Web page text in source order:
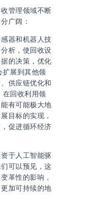
管理领域不断
广阔：
器和机器人技
析，使回收设
的决策，优化
扩展到其他领
供应链优化和
在回收利用领
有可能极大地
目标的实现，
促进循环经济
于人工智能驱
可以预见，这
革性的影响，
加可持续的地